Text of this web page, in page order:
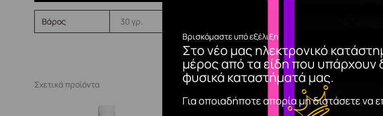
Βρισκόμαστε υπό εξέλιξη
Στο νέο μας ηλεκτρονικό
μέρος από τα είδη που υπάρχουν
φυσικά καταστήματά μας.
Για οποιαδήποτε απορία μη διστάσετε να
Βάρος 30 γρ.
Σχετικά προϊόντα